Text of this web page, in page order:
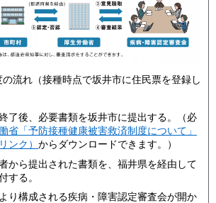
の流れ（接種時点で坂井市に住民票を登録し
了後、必要書類を坂井市に提出する。（必
省「予防接種健康被害救済制度について」
ンク） からダウンロードできます。）
から提出された書類を、福井県を経由して
する。
り構成される疾病・障害認定審査会が開か